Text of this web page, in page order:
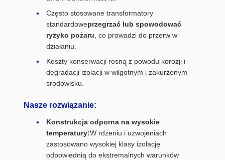
Często stosowane transformatory
standardoweprzegrzać lub spowodować
ryzyko pożaru, co prowadzi do przerw w
działaniu.
Koszty konserwacji rosną z powodu korozji i
degradacji izolacji w wilgotnym i zakurzonym
środowisku.
Nasze rozwiązanie:
Konstrukcja odporna na wysokie
temperatury:W rdzeniu i uzwojeniach
zastosowano wysokiej klasy izolację
odpowiednią do ekstremalnych warunków